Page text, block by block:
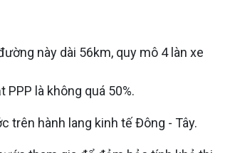
này dài 56km, quy mô 4 làn xe
là không quá 50%.
trên hành lang kinh tế Đông - Tây.